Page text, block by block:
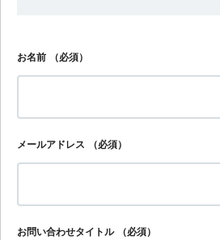
お名前 （必須）
メールアドレス （必須）
お問い合わせタイトル （必須）